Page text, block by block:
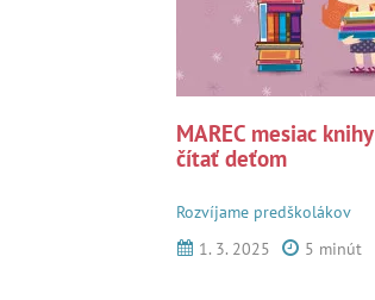
MAREC mesiac
čítať deťom
Rozvíjame predškolákov
1. 3. 2025
5 minút